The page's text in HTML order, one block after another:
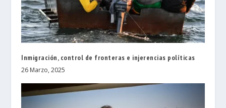
Inmigración, control de fronteras e injerencias políticas
26 Marzo, 2025